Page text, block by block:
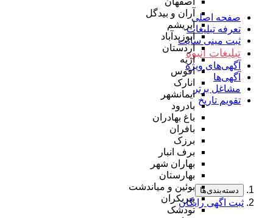
آران و بیدگل
ابریشم
ابوزیدآباد
اردستان
اژیه
افوس
انارک
ایمانشهر
بادرود
باغ بهادران
بافران
برزک
برف انبار
بهاران شهر
بهارستان
بوئین و میاندشت
پیربکران
تودشک
صفحه اصلی
تعرفه تبلیغات
ثبت مینی سایت
تبلیغات انبوه
آگهی‌های ویژه
آگهی‌ها
مشاغل برتر
تقویم تاریخ
دسته‌بندی‌ها
ثبت اگهی رایگان